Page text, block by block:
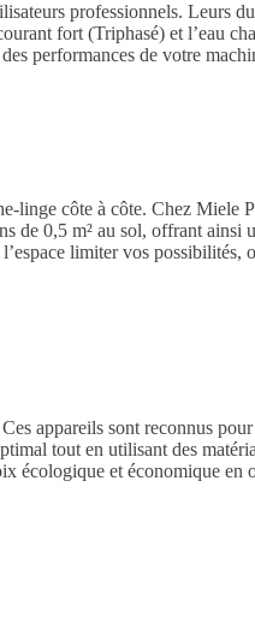
professionnels. Leurs
fort (Triphasé) et l’eau
performances de votre
linge côte à côte. Chez Miele
de 0,5 m² au sol, offrant
limiter vos
Ces appareils sont reconnus
tout en utilisant des
écologique et économique